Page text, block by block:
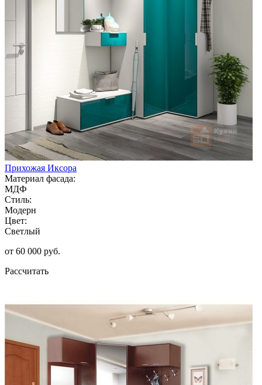
Прихожая Иксора
Материал фасада:
МДФ
Стиль:
Модерн
Цвет:
Светлый
от 60 000 руб.
Рассчитать